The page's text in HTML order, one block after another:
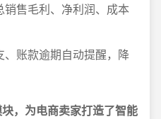
售毛利、净利润、成本
账款逾期自动提醒，降
，为电商卖家打造了智能